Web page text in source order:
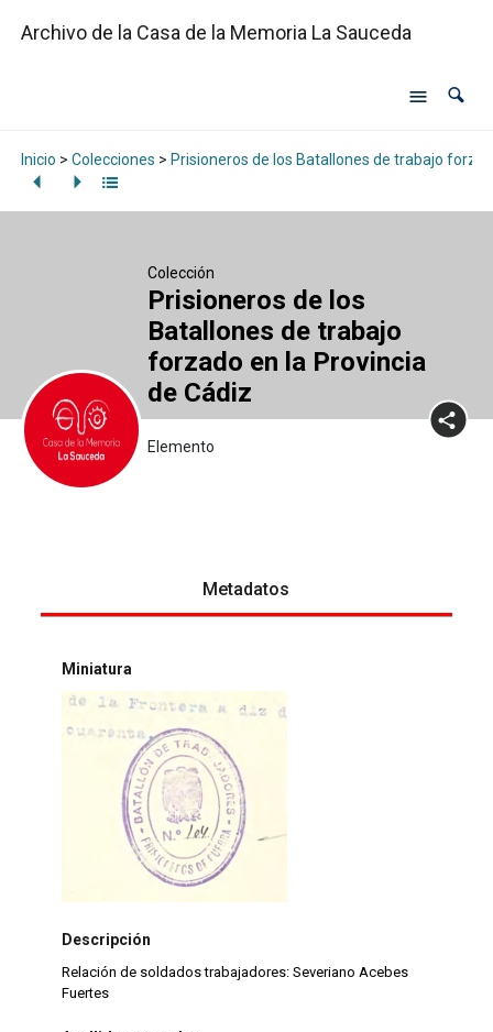
Archivo de la Casa de la Memoria La Sauceda
Inicio > Colecciones > Prisioneros de los Batallones de trabajo
Colección
Prisioneros de los
Batallones de trabajo
forzado en la Provincia
de Cádiz
Elemento
Metadatos
Miniatura
Descripción
Relación de soldados trabajadores: Severiano Acebes
Fuertes